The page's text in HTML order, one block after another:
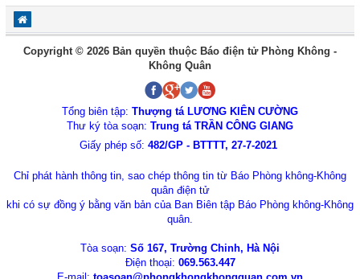
Copyright © 2026 Bản quyền thuộc Báo điện tử Phòng Không -
Không Quân
Tổng biên tập: Thượng tá LƯƠNG KIÊN CƯỜNG
Thư ký tòa soạn: Trung tá TRẦN CÔNG GIANG
Giấy phép số: 482/GP - BTTTT, 27-7-2021
Chỉ phát hành thông tin, sao chép thông tin từ Báo Phòng không-Không
quân điện tử
khi có sự đồng ý bằng văn bản của Ban Biên tập Báo Phòng không-Không
quân.
Tòa soạn: Số 167, Trường Chinh, Hà Nội
Điện thoại: 069.563.447